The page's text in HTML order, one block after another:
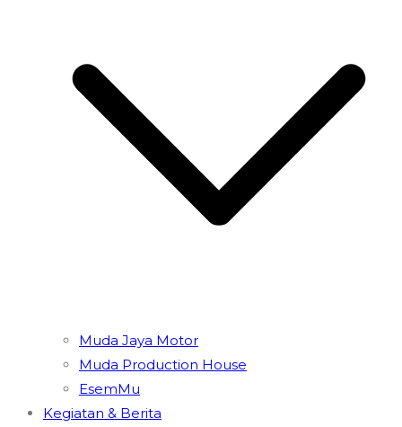
Muda Jaya Motor
Muda Production House
EsemMu
Kegiatan & Berita